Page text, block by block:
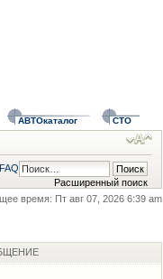
АВТОкаталог СТО
Расширенный поиск
FAQ
время: Пт авг 07, 2026 6:39 am